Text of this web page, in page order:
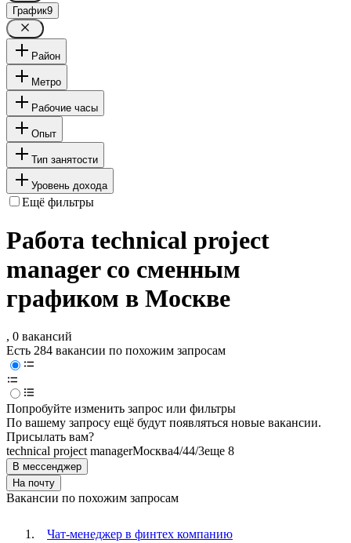
График9
Район
Метро
Рабочие часы
Опыт
Тип занятости
Уровень дохода
Ещё фильтры
Работа technical project
manager со сменным
графиком в Москве
, 0 вакансий
Есть 284 вакансии по похожим запросам
Попробуйте изменить запрос или фильтры
По вашему запросу ещё будут появляться новые вакансии.
Присылать вам?
technical project managerМосква4/44/3еще 8
В мессенджер
На почту
Вакансии по похожим запросам
Чат-менеджер в финтех компанию